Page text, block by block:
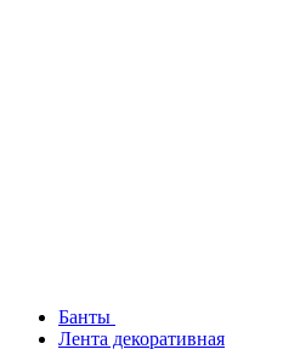
Банты
Лента декоративная